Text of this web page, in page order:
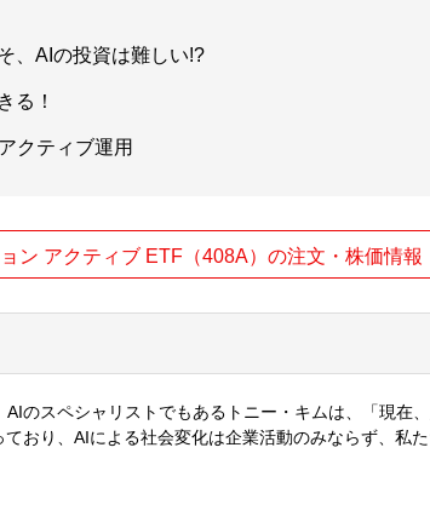
、AIの投資は難しい!?
る！
クティブ運用
アクティブ ETF（408A）の注文・株価情報
のスペシャリストでもあるトニー・キムは、「現在
おり、AIによる社会変化は企業活動のみならず、私